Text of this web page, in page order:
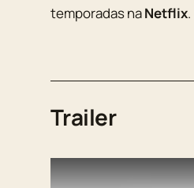
temporadas naNetflix.
Trailer